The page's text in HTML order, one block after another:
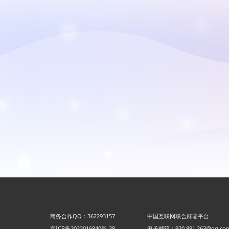
商务合作QQ：362293157
中国互联网联合辟谣平台